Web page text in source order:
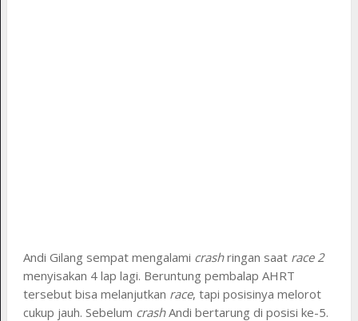
Andi Gilang sempat mengalami crashringan saat race 2
menyisakan 4 lap lagi. Beruntung pembalap AHRT
tersebut bisa melanjutkan race, tapi posisinya melorot
cukup jauh. Sebelum crashAndi bertarung di posisi ke-5.